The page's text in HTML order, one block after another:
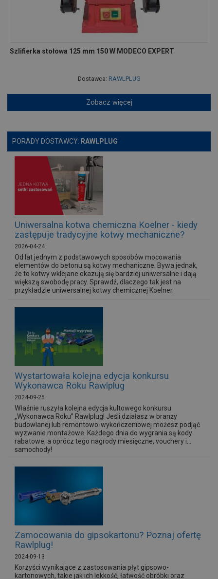
Szlifierka stołowa 125 mm 150 W MODECO EXPERT
Dostawca: RAWLPLUG
Zobacz więcej
PORADY DOSTAWCY: RAWLPLUG
Uniwersalna kotwa chemiczna Koelner - kiedy
zastępuje tradycyjne kotwy mechaniczne?
2026-04-24
Od lat jednym z podstawowych sposobów mocowania
elementów do betonu są kotwy mechaniczne. Bywa jednak,
że to kotwy wklejane okazują się bardziej uniwersalne i dają
większą swobodę pracy. Sprawdź, dlaczego tak jest na
przykładzie uniwersalnej kotwy chemicznej Koelner.
Wystartowała kolejna edycja konkursu
Wykonawca Roku Rawlplug
2024-09-25
Właśnie ruszyła kolejna edycja kultowego konkursu
„Wykonawca Roku” Rawlplug! Jeśli działasz w branży
budowlanej lub remontowo-wykończeniowej możesz podjąć
wyzwanie montażowe. Każdego dnia do wygrania są kody
rabatowe, a oprócz tego nagrody miesięczne, vouchery i...
samochody!
Zamocowania do gipsokartonu? Poznaj ofertę
Rawlplug!
2024-09-13
Korzyści wynikające z zastosowania płyt gipsowo-
kartonowych, takie jak ich lekkość, łatwość obróbki oraz